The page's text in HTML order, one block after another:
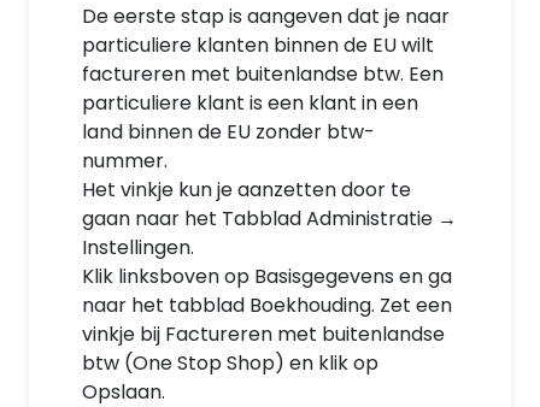
De eerste stap is aangeven dat je naar
particuliere klanten binnen de EU wilt
factureren met buitenlandse btw. Een
particuliere klant is een klant in een
land binnen de EU zonder btw-
nummer.
Het vinkje kun je aanzetten door te
gaan naar het Tabblad Administratie →
Instellingen.
Klik linksboven op Basisgegevens en ga
naar het tabblad Boekhouding. Zet een
vinkje bij Factureren met buitenlandse
btw (One Stop Shop) en klik op
Opslaan.